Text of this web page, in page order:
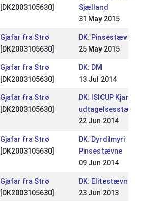
[DK2003105630]
Sjælland
31 May 2015
Gjafar fra Strø
[DK2003105630]
DK: Pinsestævnet
25 May 2015
Gjafar fra Strø
[DK2003105630]
DK: DM
13 Jul 2014
Gjafar fra Strø
[DK2003105630]
DK: ISICUP Kjarni /
udtagelsesstævne
22 Jun 2014
Gjafar fra Strø
[DK2003105630]
DK: Dyrdilmyri
Pinsestævne
09 Jun 2014
Gjafar fra Strø
[DK2003105630]
DK: Elitestævne A
23 Jun 2013